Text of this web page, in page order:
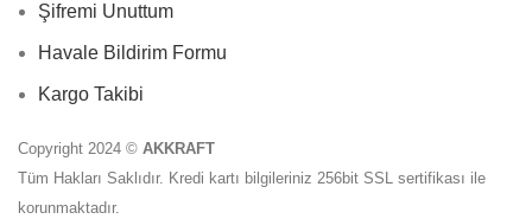
Şifremi Unuttum
Havale Bildirim Formu
Kargo Takibi
Copyright 2024 © AKKRAFT
Tüm Hakları Saklıdır. Kredi kartı bilgileriniz 256bit SSL sertifikası ile
korunmaktadır.